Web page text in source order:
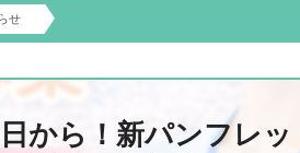
せ
から！新パンフレッ